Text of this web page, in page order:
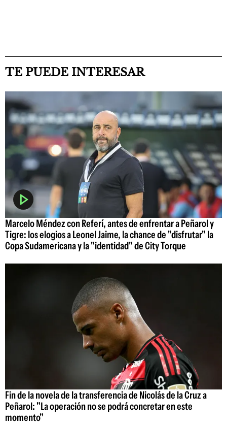
TE PUEDE INTERESAR
Marcelo Méndez con Referí, antes de enfrentar a Peñarol y
Tigre: los elogios a Leonel Jaime, la chance de "disfrutar" la
Copa Sudamericana y la "identidad" de City Torque
Fin de la novela de la transferencia de Nicolás de la Cruz a
Peñarol: "La operación no se podrá concretar en este
momento"